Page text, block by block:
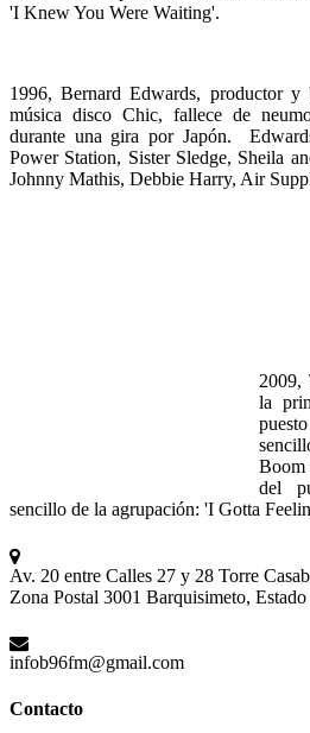
'I Knew You Were Waiting'.
1996, Bernard Edwards, productory
música disco Chic, fallecede
durante una gira por Japón.
Power Station, Sister Sledge, Sheila
Johnny Mathis, Debbie Harry, Air
2009,
la
puesto
Boom
del
sencillo de la agrupación: 'I Gotta
Av. 20 entre Calles 27 y 28 Torre
Zona Postal 3001 Barquisimeto,
infob96fm@gmail.com
Contacto